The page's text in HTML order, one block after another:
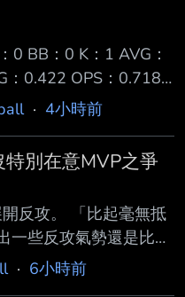
人，首局就轟出聯盟
場繳出4打數2安打、4
比4大勝，收下開季2
在滿壘局面登場打擊，
掃出全壘打牆，一棒
4比0領先；這一轟正
砲，莎菈也因此成為
0 BB：0 K：1 AVG：
：0.422 OPS：0.718
三連戰系列賽的第二
左投 Gabe Speier 在
滑球三振出局 隨後八
Outman 替換上場守備
水手 結束四連勝 系列
擊近況 對比先前連續
· 4小時前
別在意MVP之爭
反攻。 「比起毫無抵
一些反攻氣勢還是比較
列 賽，而且明天也有
· 6小時前